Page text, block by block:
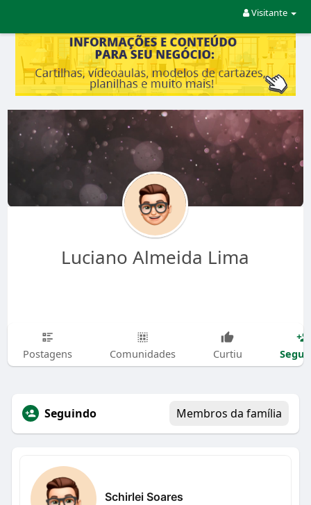
Visitante
Luciano Almeida Lima
Postagens Comunidades Curtiu
Seguindo Membros da família
Schirlei Soares